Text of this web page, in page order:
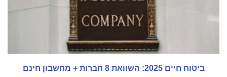
ביטוח חיים 2025: השוואת 8 חברות + מחשבון חינם